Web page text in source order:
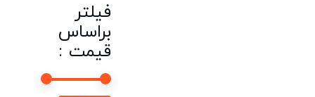
فیلتر
براساس
قیمت :